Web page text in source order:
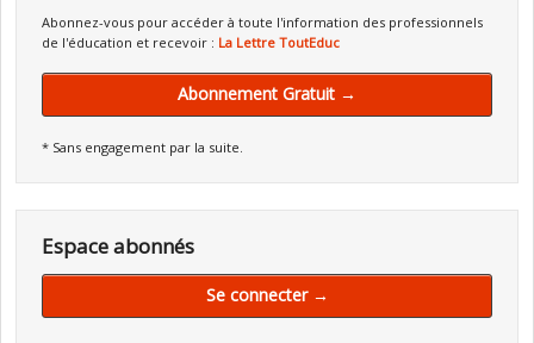
Abonnez-vous pour accéder à toute l'information des professionnels
de l'éducation et recevoir : La Lettre ToutEduc
Abonnement Gratuit →
* Sans engagement par la suite.
Espace abonnés
Se connecter →